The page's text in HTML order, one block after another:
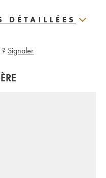
DÉTAILLÉES
Signaler